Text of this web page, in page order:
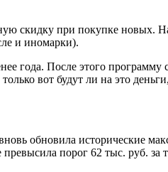
скидку при покупке новых.
и иномарки).
года. После этого
вот будут ли на это
обновила исторические
порог 62 тыс. руб. за